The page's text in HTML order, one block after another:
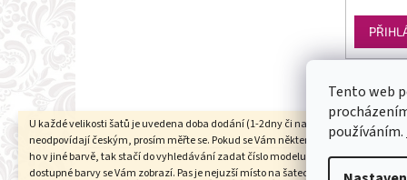
Tento web
používáním.
U každé velikosti šatů je uvedena doba dodání (1-2dny či na objednání). Velikosti
neodpovídají českým, prosím měřte se. Pokud se Vám některý model líbí a chtěli
ho v jiné barvě, tak stačí do vyhledávání zadat číslo modelu(třeba 1960) a
dostupné barvy se Vám zobrazí. Pas je nejuzší místo na šatech (většinou cca 6cm